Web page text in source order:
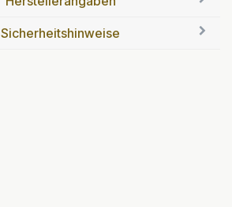
Sicherheitshinweise